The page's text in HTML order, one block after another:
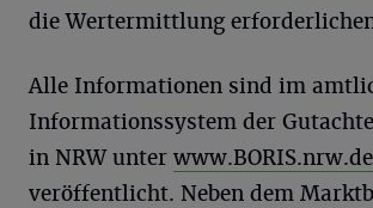
die Wertermittlung
Alle Informationen sind im
Informationssystem der
in NRW unter www.BORIS.nrw.de
veröffentlicht. Neben dem